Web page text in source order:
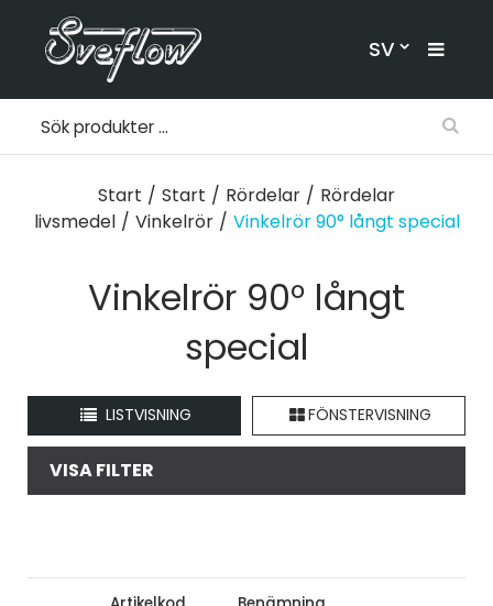
SV
Start / Start / Rördelar / Rördelar
livsmedel / Vinkelrör / Vinkelrör 90° långt special
Vinkelrör 90° långt
special
LISTVISNING FÖNSTERVISNING
VISA FILTER